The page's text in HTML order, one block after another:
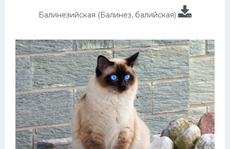
Балинезийская (Балинез, балийская)